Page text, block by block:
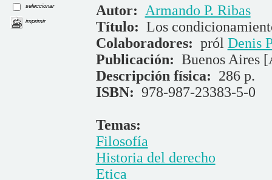
seleccionar
imprimir
Autor: Armando P. Ribas
Título: Los
Colaboradores: pról Denis
Publicación: Buenos Aires
Descripción física: 286 p.
ISBN: 978-987-23383-5-0
Temas:
Filosofía
Historia del derecho
Etica